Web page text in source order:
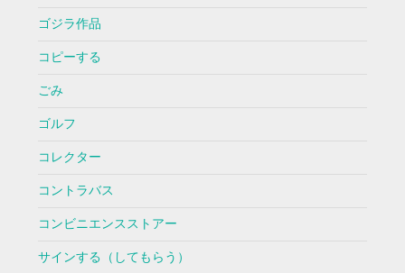
ゴジラ作品
コピーする
ごみ
ゴルフ
コレクター
コントラバス
コンビニエンスストアー
サインする（してもらう）